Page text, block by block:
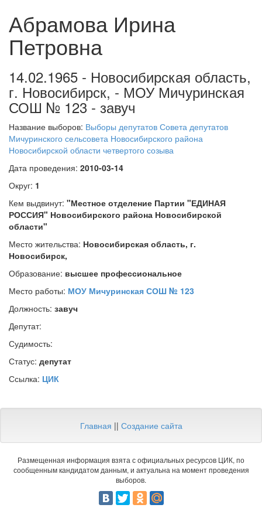
Абрамова Ирина
Петровна
14.02.1965 - Новосибирская область,
г. Новосибирск, - МОУ Мичуринская
СОШ № 123 - завуч
Название выборов: Выборы депутатов Совета депутатов
Мичуринского сельсовета Новосибирского района
Новосибирской области четвертого созыва
Дата проведения: 2010-03-14
Округ: 1
Кем выдвинут: "Местное отделение Партии "ЕДИНАЯ
РОССИЯ" Новосибирского района Новосибирской
области"
Место жительства: Новосибирская область, г.
Новосибирск,
Образование: высшее профессиональное
Место работы: МОУ Мичуринская СОШ № 123
Должность: завуч
Депутат:
Судимость:
Статус: депутат
Ссылка: ЦИК
Главная || Создание сайта
Размещенная информация взята с официальных ресурсов ЦИК, по
сообщенным кандидатом данным, и актуальна на момент проведения
выборов.